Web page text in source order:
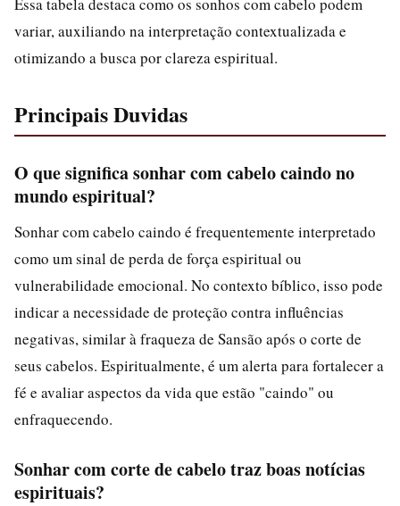
variar, auxiliando na interpretação contextualizada e
otimizando a busca por clareza espiritual.
Principais Duvidas
O que significa sonhar com cabelo caindo no
mundo espiritual?
Sonhar com cabelo caindo é frequentemente interpretado
como um sinal de perda de força espiritual ou
vulnerabilidade emocional. No contexto bíblico, isso pode
indicar a necessidade de proteção contra influências
negativas, similar à fraqueza de Sansão após o corte de
seus cabelos. Espiritualmente, é um alerta para fortalecer a
fé e avaliar aspectos da vida que estão "caindo" ou
enfraquecendo.
Sonhar com corte de cabelo traz boas notícias
espirituais?